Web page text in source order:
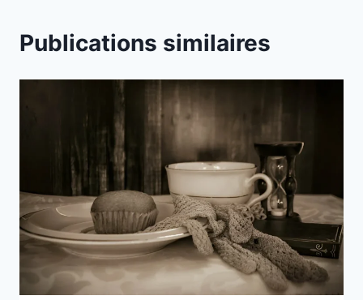
Publications similaires